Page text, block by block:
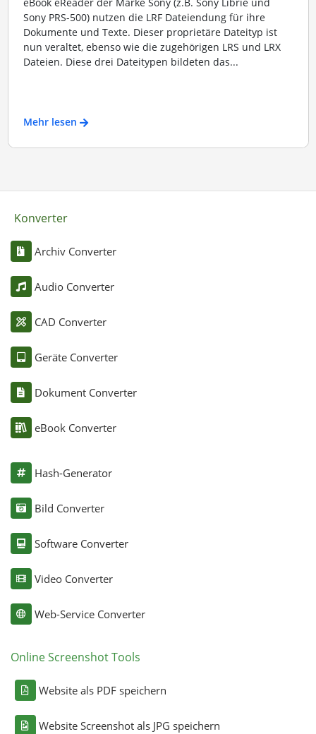
eBook eReader der Marke Sony (z.B. Sony Librie und
Sony PRS-500) nutzen die LRF Dateiendung für ihre
Dokumente und Texte. Dieser proprietäre Dateityp ist
nun veraltet, ebenso wie die zugehörigen LRS und LRX
Dateien. Diese drei Dateitypen bildeten das...
Mehr lesen
Konverter
Archiv Converter
Audio Converter
CAD Converter
Geräte Converter
Dokument Converter
eBook Converter
Hash-Generator
Bild Converter
Software Converter
Video Converter
Web-Service Converter
Online Screenshot Tools
Website als PDF speichern
Website Screenshot als JPG speichern